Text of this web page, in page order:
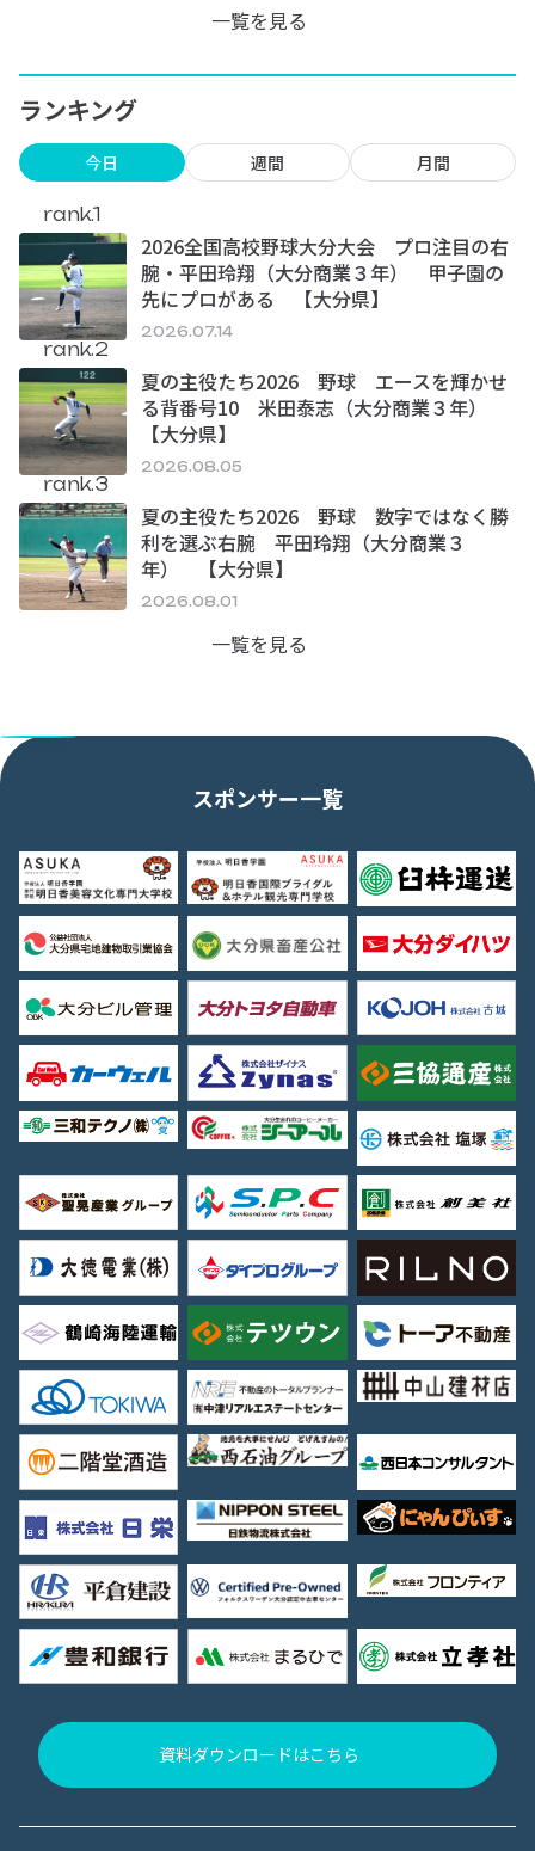
一覧を見る
ランキング
今日 週間 月間
rank.1
2026全国高校野球大分大会 プロ注目の右
腕・平田玲翔（大分商業３年） 甲子園の
先にプロがある 【大分県】
2026.07.14
rank.2
夏の主役たち2026 野球 エースを輝かせ
る背番号10 米田泰志（大分商業３年）
【大分県】
2026.08.05
rank.3
夏の主役たち2026 野球 数字ではなく勝
利を選ぶ右腕 平田玲翔（大分商業３
年） 【大分県】
2026.08.01
一覧を見る
スポンサー一覧
資料ダウンロードはこちら